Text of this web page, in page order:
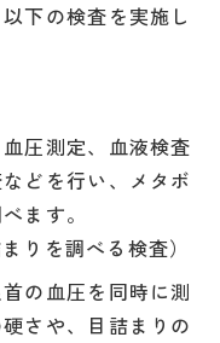
下の検査を実施し
圧測定、血液検査
どを行い、メタボ
ます。
りを調べる検査）
の血圧を同時に測
さや、目詰まりの